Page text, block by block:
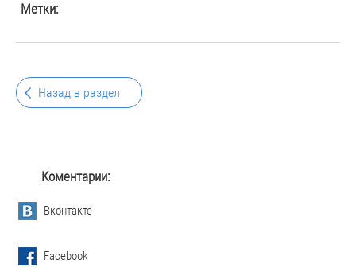
Метки:
Назад в раздел
Коментарии:
Вконтакте
Facebook